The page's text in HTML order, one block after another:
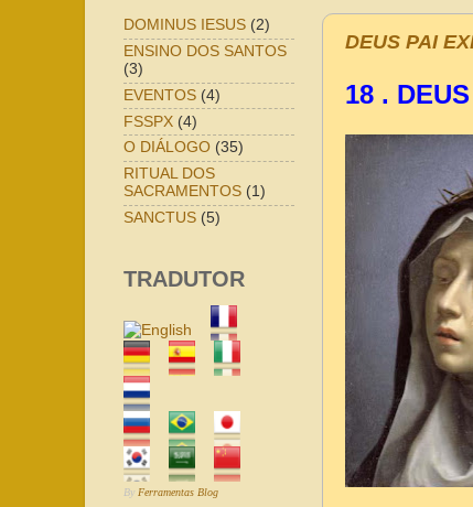
DEUS PAI
18 .
DOMINUS IESUS (2)
ENSINO DOS SANTOS
(3)
EVENTOS (4)
FSSPX (4)
O DIÁLOGO (35)
RITUAL DOS
SACRAMENTOS (1)
SANCTUS (5)
TRADUTOR
By Ferramentas Blog